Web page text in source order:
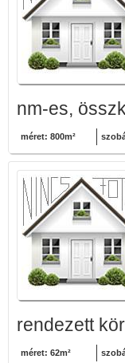
nm-es,
méret: 800m²
rendezett
méret: 62m²